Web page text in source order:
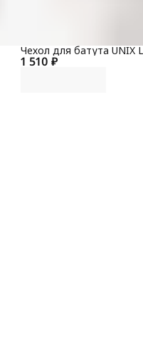
1 510 ₽
Чехол для батута UNIX